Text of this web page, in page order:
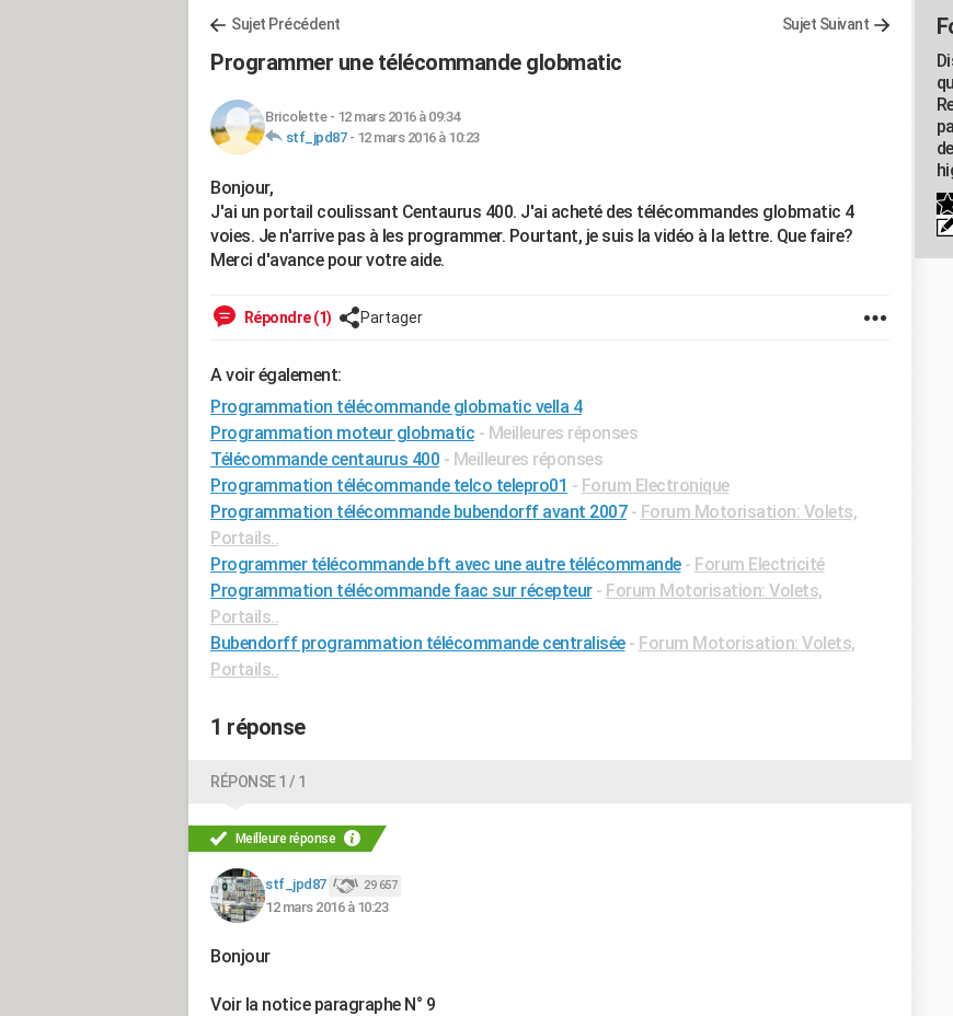
Sujet Précédent Sujet Suivant
Programmer une télécommande globmatic
Bricolette- 12 mars 2016 à 09:34
stf_jpd87- 12 mars 2016 à 10:23
Bonjour,
J'ai un portail coulissant Centaurus 400. J'ai acheté des télécommandes globmatic 4
voies. Je n'arrive pas à les programmer. Pourtant, je suis la vidéo à la lettre. Que faire?
Merci d'avance pour votre aide.
Répondre (1) Partager
A voir également:
Programmation télécommande globmatic vella 4
Programmation moteur globmatic - Meilleures réponses
Télécommande centaurus 400 - Meilleures réponses
Programmation télécommande telco telepro01 - Forum Electronique
Programmation télécommande bubendorff avant 2007 - Forum Motorisation: Volets,
Portails..
Programmer télécommande bft avec une autre télécommande - Forum Electricité
Programmation télécommande faac sur récepteur - Forum Motorisation: Volets,
Portails..
Bubendorff programmation télécommande centralisée - Forum Motorisation: Volets,
Portails..
1 réponse
RÉPONSE 1 / 1
Meilleure réponse
stf_jpd87 29 657
12 mars 2016 à 10:23
Bonjour
Voir la notice paragraphe N° 9